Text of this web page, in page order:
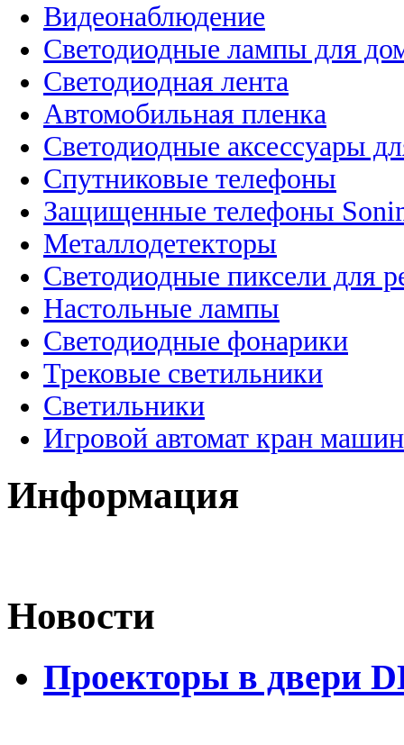
Видеонаблюдение
Светодиодные лампы для
Светодиодная лента
Автомобильная пленка
Светодиодные аксессуары
Спутниковые телефоны
Защищенные телефоны
Металлодетекторы
Светодиодные пиксели для
Настольные лампы
Светодиодные фонарики
Трековые светильники
Светильники
Игровой автомат кран
Информация
Новости
Проекторы в двери